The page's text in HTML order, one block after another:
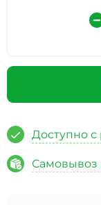
Доступно с
Самовывоз
Защита от